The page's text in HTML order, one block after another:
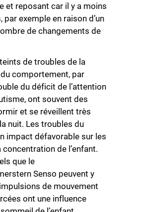
et reposant car il y a moins
par exemple en raison d’un
de changements de
de troubles de la
comportement, par
du déficit de l’attention
ont souvent des
et se réveillent très
nuit. Les troubles du
impact défavorable sur les
de l’enfant.
que le
Senso peuvent y
de mouvement
ont une influence